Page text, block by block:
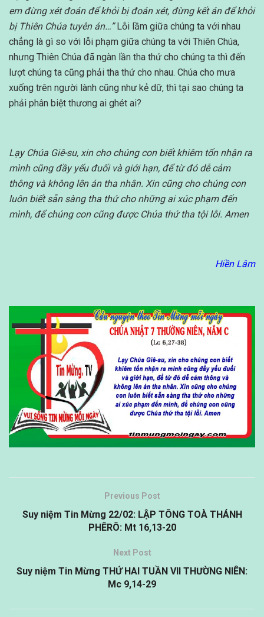
em đừng xét đoán để khỏi bị đoán xét, đừng kết án để khỏi
bị Thiên Chúa tuyên án…”Lỗi lầm giữa chúng ta với nhau
chẳng là gì so với lỗi phạm giữa chúng ta với Thiên Chúa,
nhưng Thiên Chúa đã ngàn lần tha thứ cho chúng ta thì đến
lượt chúng ta cũng phải tha thứ cho nhau. Chúa cho mưa
xuống trên người lành cũng như kẻ dữ, thì tại sao chúng ta
phải phân biệt thương ai ghét ai?
Lạy Chúa Giê-su, xin cho chúng con biết khiêm tốn nhận ra
mình cũng đầy yếu đuối và giới hạn, để từ đó dễ cảm
thông và không lên án tha nhân. Xin cũng cho chúng con
luôn biết sẵn sàng tha thứ cho những ai xúc phạm đến
mình, để chúng con cũng được Chúa thứ tha tội lỗi. Amen
Hiền Lâm
Previous Post
Suy niệm Tin Mừng 22/02: LẬP TÔNG TOÀ THÁNH
PHÊRÔ: Mt 16,13-20
Next Post
Suy niệm Tin Mừng THỨ HAI TUẦN VII THƯỜNG NIÊN:
Mc 9,14-29